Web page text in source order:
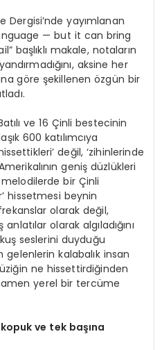
yayımlanan
— but it can bring
başlıklı makale, notaların
aksine her
göre şekillenen özgün bir
ve 16 Çinli bestecinin
600 katılımcıya
değil, ‘zihinlerinde
geniş düzlükleri
melodilerde bir Çinli
hissetmesi beynin
olarak değil,
olarak algıladığını
seslerini duyduğu
gelenlerin kalabalık insan
ne hissettirdiğinden
yerel bir tercüme
ve tek başına